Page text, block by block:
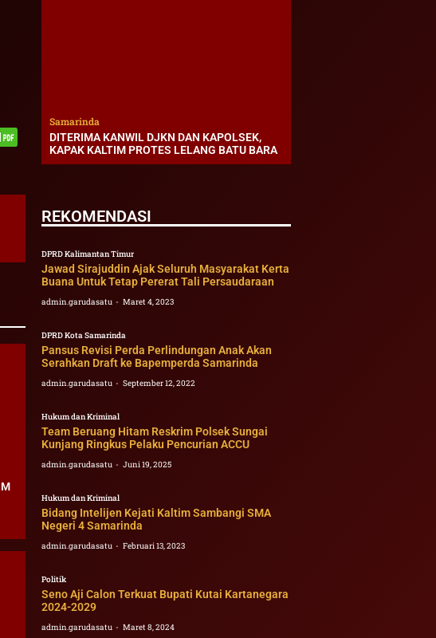
Samarinda
DITERIMA KANWIL DJKN DAN KAPOLSEK,
KAPAK KALTIM PROTES LELANG BATU BARA
REKOMENDASI
DPRD Kalimantan Timur
Jawad Sirajuddin Ajak Seluruh Masyarakat Kerta
Buana Untuk Tetap Pererat Tali Persaudaraan
admin.garudasatu Maret 4, 2023
DPRD Kota Samarinda
Pansus Revisi Perda Perlindungan Anak Akan
Serahkan Draft ke Bapemperda Samarinda
admin.garudasatu September 12, 2022
Hukum dan Kriminal
Team Beruang Hitam Reskrim Polsek Sungai
Kunjang Ringkus Pelaku Pencurian ACCU
admin.garudasatu Juni 19, 2025
Hukum dan Kriminal
Bidang Intelijen Kejati Kaltim Sambangi SMA
Negeri 4 Samarinda
admin.garudasatu Februari 13, 2023
Politik
Seno Aji Calon Terkuat Bupati Kutai Kartanegara
2024-2029
admin.garudasatu Maret 8, 2024